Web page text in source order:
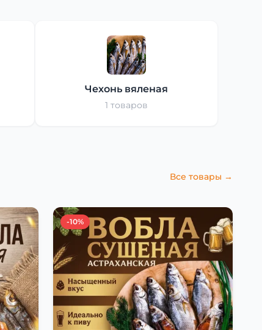
Чехонь вяленая
1 товаров
Все товары →
-10%